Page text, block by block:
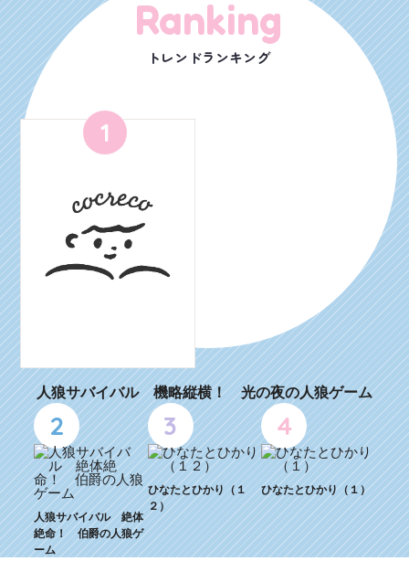
Ranking
トレンドランキング
1
人狼サバイバル 機略縦横！ 光の夜の人狼ゲーム
2
人狼サバイバル 絶体
絶命！ 伯爵の人狼ゲ
ーム
3
ひなたとひかり（１
２）
4
ひなたとひかり（１）